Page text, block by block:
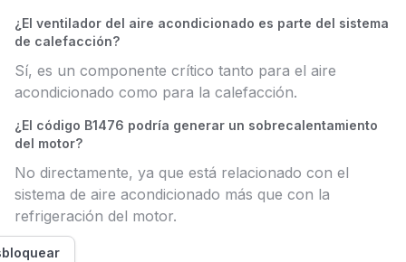
¿El ventilador del aire acondicionado es parte del sistema
de calefacción?
Sí, es un componente crítico tanto para el aire
acondicionado como para la calefacción.
¿El código B1476 podría generar un sobrecalentamiento
del motor?
No directamente, ya que está relacionado con el
sistema de aire acondicionado más que con la
refrigeración del motor.